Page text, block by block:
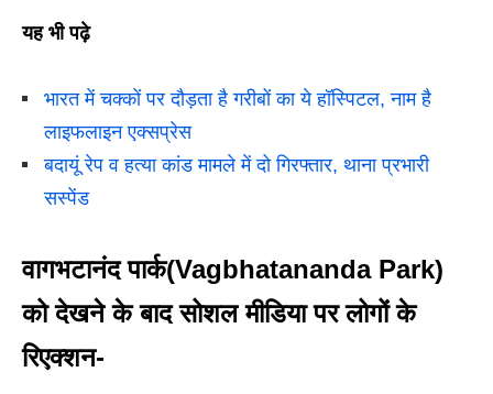
यह भी पढ़े
भारत में चक्कों पर दौड़ता है गरीबों का ये हॉस्पिटल, नाम है
लाइफलाइन एक्सप्रेस
बदायूं रेप व हत्या कांड मामले में दो गिरफ्तार, थाना प्रभारी
सस्पेंड
वागभटानंद पार्क(Vagbhatananda Park)
को देखने के बाद सोशल मीडिया पर लोगों के
रिएक्शन-